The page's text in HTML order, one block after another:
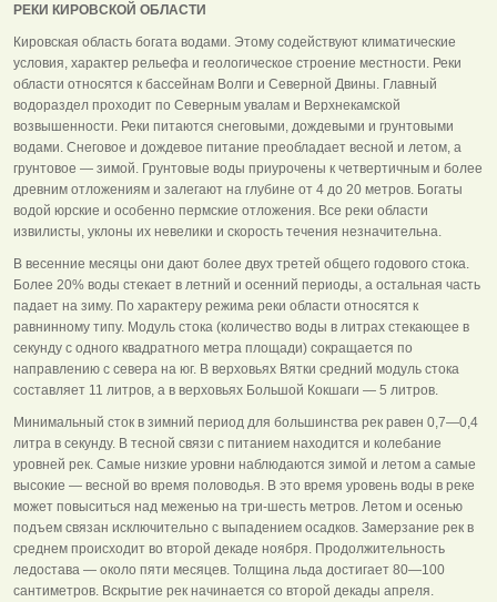
РЕКИ КИРОВСКОЙ ОБЛАСТИ
Кировская область богата водами. Этому содействуют климатические
условия, характер рельефа и геологическое строение местности. Реки
области относятся к бассейнам Волги и Северной Двины. Главный
водораздел проходит по Северным увалам и Верхнекамской
возвышенности. Реки питаются снеговыми, дождевыми и грунтовыми
водами. Снеговое и дождевое питание преобладает весной и летом, а
грунтовое — зимой. Грунтовые воды приурочены к четвертичным и более
древним отложениям и залегают на глубине от 4 до 20 метров. Богаты
водой юрские и особенно пермские отложения. Все реки области
извилисты, уклоны их невелики и скорость течения незначительна.
В весенние месяцы они дают более двух третей общего годового стока.
Более 20% воды стекает в летний и осенний периоды, а остальная часть
падает на зиму. По характеру режима реки области относятся к
равнинному типу. Модуль стока (количество воды в литрах стекающее в
секунду с одного квадратного метра площади) сокращается по
направлению с севера на юг. В верховьях Вятки средний модуль стока
составляет 11 литров, а в верховьях Большой Кокшаги — 5 литров.
Минимальный сток в зимний период для большинства рек равен 0,7—0,4
литра в секунду. В тесной связи с питанием находится и колебание
уровней рек. Самые низкие уровни наблюдаются зимой и летом а самые
высокие — весной во время половодья. В это время уровень воды в реке
может повыситься над меженью на три-шесть метров. Летом и осенью
подъем связан исключительно с выпадением осадков. Замерзание рек в
среднем происходит во второй декаде ноября. Продолжительность
ледостава — около пяти месяцев. Толщина льда достигает 80—100
сантиметров. Вскрытие рек начинается со второй декады апреля.